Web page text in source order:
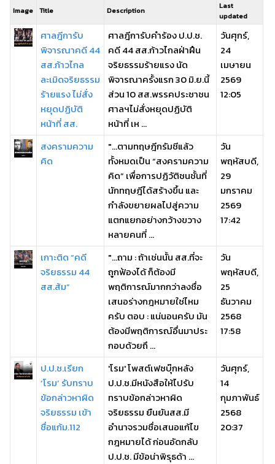
Image Title Description
Last
updated
ศาลฎีการับ
พิจารณาคดี 44
สส.ก้าวไกล
ละเมิดจริยธรรม
ร้ายแรง ไม่สั่ง
หยุดปฏิบัติ
หน้าที่ สส.
ศาลฎีการับคำร้อง ป.ป.ช.
คดี 44 สส.ก้าวไกลฝ่าฝืน
จริยธรรมร้ายแรง นัด
พิจารณาครั้งแรก 30 มิ.ย.นี้
ส่วน 10 สส.พรรคประชาชน
ศาลฯไม่สั่งหยุดปฏิบัติ
หน้าที่ เห ...
วันศุกร์,
24
เมษายน
2569
12:05
สงครามความ
คิด
"...ตามทฤษฎีกรัมชีแล้ว
ทั้งหมดเป็น “สงครามความ
คิด” เพื่อการปฏิวัติชนชั้นที่
นักทฤษฎีได้สร้างขึ้น และ
กำลังขยายผลไปสู่ความ
แตกแยกอย่างกว้างขวาง
หลายคนที่ ...
วัน
พฤหัสบดี,
29
มกราคม
2569
17:42
เกาะติด “คดี
จริยธรรม 44
สส.ส้ม”
"...ถาม : ถ้าเช่นนั้น สส.ที่จะ
ถูกฟ้องได้ ก็ต้องมี
พฤติการณ์มากกว่าลงชื่อ
เสนอร่างกฎหมายใช่ไหม
ครับ ตอบ : แน่นอนครับ มัน
ต้องมีพฤติการณ์อื่นมาประ
กอบด้วยถึ ...
วัน
พฤหัสบดี,
25
ธันวาคม
2568
17:58
ป.ป.ช.เรียก
‘โรม’ รับทราบ
ข้อกล่าวหาผิด
จริยธรรม เข้า
ชื่อแก้ม.112
'โรม' โพสต์เฟซบุ๊กหลัง
ป.ป.ช.มีหนังสือให้ไปรับ
ทราบข้อกล่าวหาผิด
จริยธรรม ยืนยันสส.มี
อำนาจรวมชื่อเสนอแก้ไข
กฎหมายได้ ก่อนอัดกลับ
ป.ป.ช. มีข้อน่าพิรุธด้า ...
วันศุกร์,
14
กุมภาพันธ์
2568
20:37